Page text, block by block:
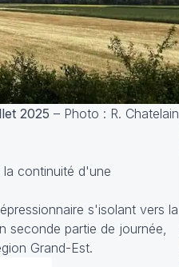
2025 – Photo : R. Chatelain
continuité d'une
s'isolant vers la
seconde partie de journée,
Grand-Est.